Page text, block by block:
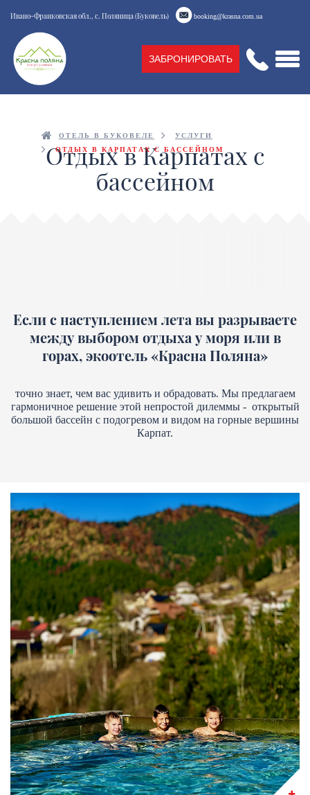
Ивано-Франковская обл., с. Поляница (Буковель) booking@krasna.com.ua
ЗАБРОНИРОВАТЬ
Отдых в Карпатах с
бассейном
ОТЕЛЬ В БУКОВЕЛЕ
УСЛУГИ
ОТДЫХ В КАРПАТАХ С БАССЕЙНОМ
Если с наступлением лета вы разрываете
между выбором отдыха у моря или в
горах, экоотель «Красна Поляна»
точно знает, чем вас удивить и обрадовать. Мы предлагаем
гармоничное решение этой непростой дилеммы - открытый
большой бассейн с подогревом и видом на горные вершины
Карпат.